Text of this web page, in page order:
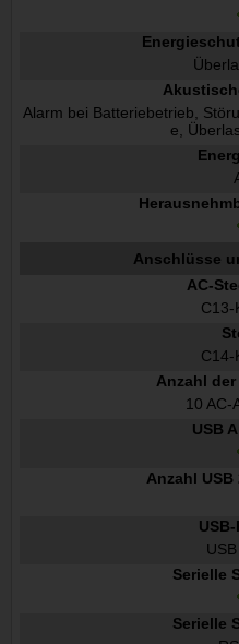
Alarm bei Batteriebetrieb,
e,
Anschlüsse
AC-
C13-
C14-
Anzahl der
10 AC-
USB
Anzahl
Serielle
Serielle